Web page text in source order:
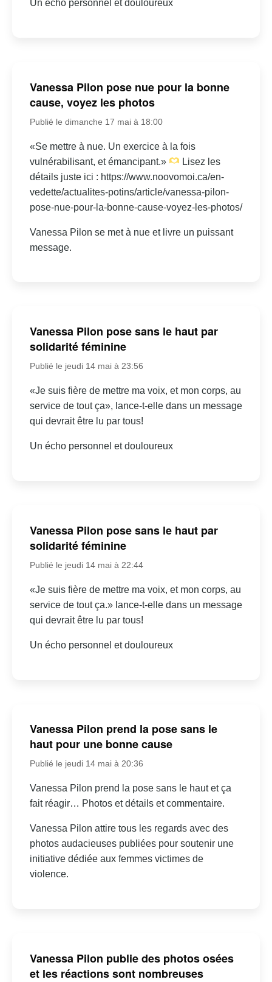
Un écho personnel et douloureux
Vanessa Pilon pose nue pour la bonne
cause, voyez les photos
Publié le dimanche 17 mai à 18:00
«Se mettre à nue. Un exercice à la fois
vulnérabilisant, et émancipant.»
Lisez les
détails juste ici : https://www.noovomoi.ca/en-
vedette/actualites-potins/article/vanessa-pilon-
pose-nue-pour-la-bonne-cause-voyez-les-photos/
Vanessa Pilon se met à nue et livre un puissant
message.
Vanessa Pilon pose sans le haut par
solidarité féminine
Publié le jeudi 14 mai à 23:56
«Je suis fière de mettre ma voix, et mon corps, au
service de tout ça», lance-t-elle dans un message
qui devrait être lu par tous!
Un écho personnel et douloureux
Vanessa Pilon pose sans le haut par
solidarité féminine
Publié le jeudi 14 mai à 22:44
«Je suis fière de mettre ma voix, et mon corps, au
service de tout ça.» lance-t-elle dans un message
qui devrait être lu par tous!
Un écho personnel et douloureux
Vanessa Pilon prend la pose sans le
haut pour une bonne cause
Publié le jeudi 14 mai à 20:36
Vanessa Pilon prend la pose sans le haut et ça
fait réagir… Photos et détails et commentaire.
Vanessa Pilon attire tous les regards avec des
photos audacieuses publiées pour soutenir une
initiative dédiée aux femmes victimes de
violence.
Vanessa Pilon publie des photos osées
et les réactions sont nombreuses